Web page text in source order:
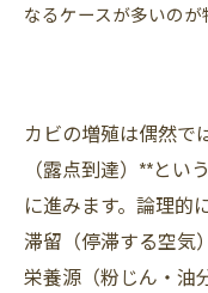
なるケースが多いのが
カビの増殖は偶然で
（露点到達）**と
に進みます。論理
滞留（停滞する空
栄養源（粉じん・油